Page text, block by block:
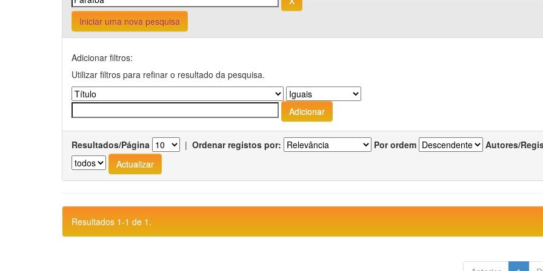
Iniciar uma nova pesquisa
Adicionar filtros:
Utilizar filtros para refinar o resultado da pesquisa.
Resultados/Página | Ordenar registos por: Por ordem Autores/
Resultados 1-1 de 1.